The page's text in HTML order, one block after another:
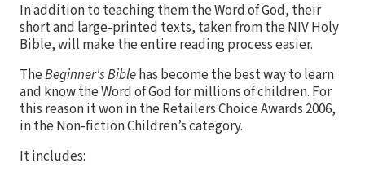
In addition to teaching them the Word of God, their
short and large-printed texts, taken from the NIV Holy
Bible, will make the entire reading process easier.
TheBeginner's Biblehas become the best way to learn
and know the Word of God for millions of children. For
this reason it won in the Retailers Choice Awards 2006,
in the Non-fiction Children’s category.
It includes: